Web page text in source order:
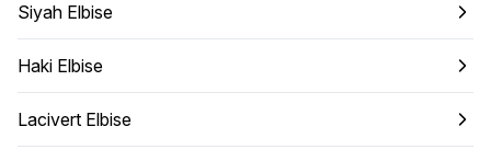
Siyah Elbise
Haki Elbise
Lacivert Elbise